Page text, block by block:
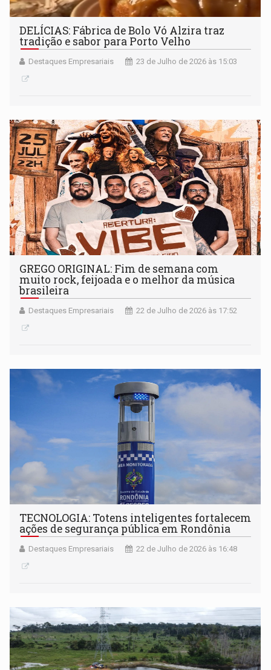
DELÍCIAS: Fábrica de Bolo Vó Alzira traz
tradição e sabor para Porto Velho
Destaques Empresariais 23 de Julho de 2026 às 15:03
GREGO ORIGINAL: Fim de semana com
muito rock, feijoada e o melhor da música
brasileira
Destaques Empresariais 22 de Julho de 2026 às 17:52
TECNOLOGIA: Totens inteligentes fortalecem
ações de segurança pública em Rondônia
Destaques Empresariais 22 de Julho de 2026 às 16:48